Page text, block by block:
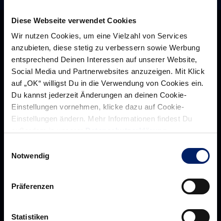
Diese Webseite verwendet Cookies
Wir nutzen Cookies, um eine Vielzahl von Services
anzubieten, diese stetig zu verbessern sowie Werbung
entsprechend Deinen Interessen auf unserer Website,
Social Media und Partnerwebsites anzuzeigen. Mit Klick
auf „OK“ willigst Du in die Verwendung von Cookies ein.
Du kannst jederzeit Änderungen an deinen Cookie-
Einstellungen vornehmen, klicke dazu auf Cookie-
Einstellungen ändern. Mehr Informationen findest Du
Notwendig
Präferenzen
Statistiken
uns
Werte der Löwen